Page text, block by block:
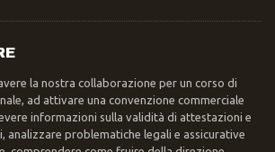
la nostra collaborazione per un corso di
ad attivare una convenzione commerciale
informazioni sulla validità di attestazioni e
analizzare problematiche legali e assicurative